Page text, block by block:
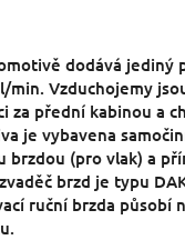
dodává jediný
min. Vzduchojemy
za přední kabinou a
je vybavena
brzdou (pro vlak) a
brzd je typu
ruční brzda působí